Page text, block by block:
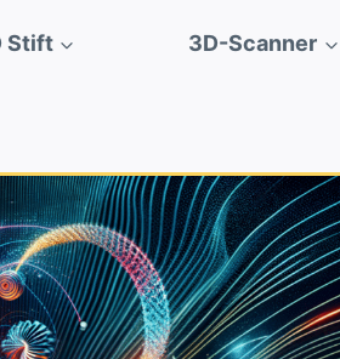
Stift 3D-Scanner